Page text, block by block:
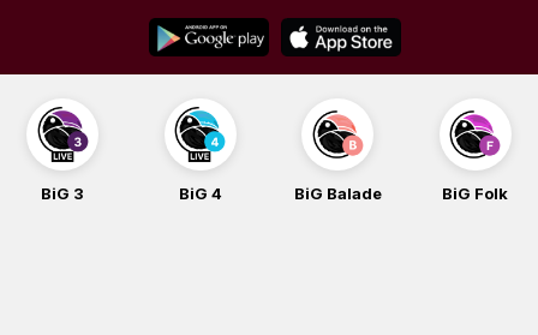
content
BiG 3 BiG 4 BiG Balade BiG Folk